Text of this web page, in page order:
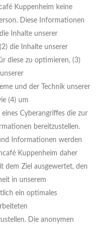
Kuppenheim keine
Diese Informationen
Inhalte unserer
die Inhalte unserer
diese zu optimieren, (3)
und der Technik unserer
(4) um
Cyberangriffes die zur
bereitzustellen.
Informationen werden
Kuppenheim daher
dem Ziel ausgewertet, den
in unserem
ein optimales
Die anonymen